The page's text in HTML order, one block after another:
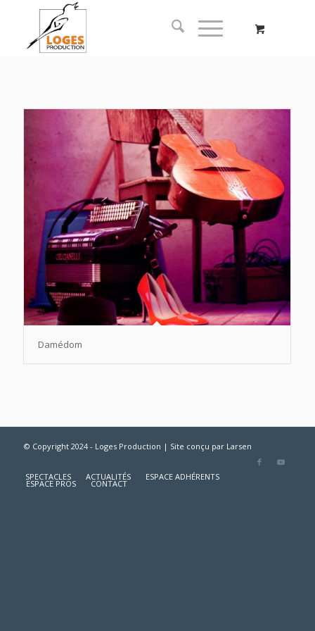
Damédom
© Copyright 2024 - Loges Production | Site conçu par Larsen
SPECTACLES ACTUALITÉS ESPACE ADHÉRENTS
ESPACE PROS CONTACT